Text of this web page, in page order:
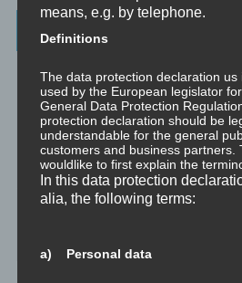
Categories
Unbewusst und Bewusst
Verhaltenspsychologie
Analytische Psychologie
Bewusstheit
Mini-Meditationen
means, e.g. by telephone.
Definitions
The data protection declaration
used by the European legislator
General Data Protection
protection declaration should be
understandable for the general
customers and business partners.
wouldlike to first explain the
In this data protection
alia, the following terms:
a) Personal data